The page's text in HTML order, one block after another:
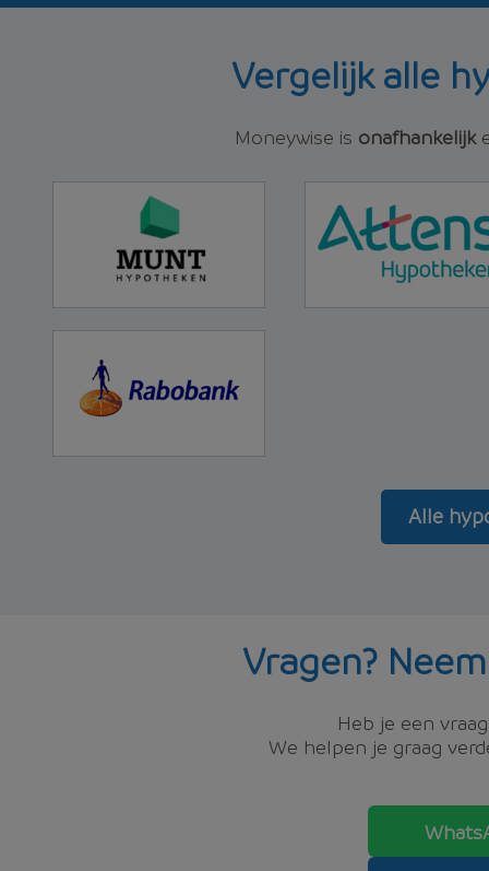
Vergelijk alle
Moneywise is onafhankelijk
Alle
Vragen?
Heb je een
We helpen je graag